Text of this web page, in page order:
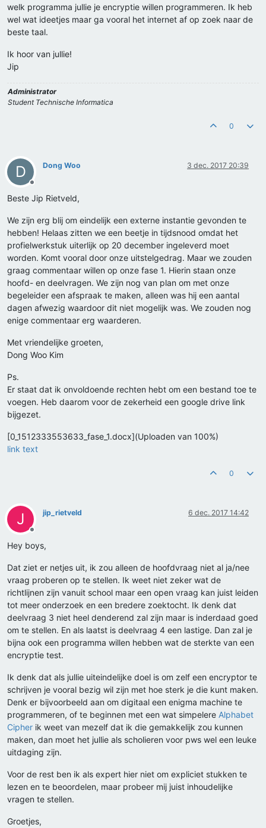
welk programma jullie je encryptie willen programmeren. Ik heb
wel wat ideetjes maar ga vooral het internet af op zoek naar de
beste taal.
Ik hoor van jullie!
Jip
Administrator
Student Technische Informatica
0
D
Offline
Dong Woo 3 dec. 2017 20:39
Beste Jip Rietveld,
We zijn erg blij om eindelijk een externe instantie gevonden te
hebben! Helaas zitten we een beetje in tijdsnood omdat het
profielwerkstuk uiterlijk op 20 december ingeleverd moet
worden. Komt vooral door onze uitstelgedrag. Maar we zouden
graag commentaar willen op onze fase 1. Hierin staan onze
hoofd- en deelvragen. We zijn nog van plan om met onze
begeleider een afspraak te maken, alleen was hij een aantal
dagen afwezig waardoor dit niet mogelijk was. We zouden nog
enige commentaar erg waarderen.
Met vriendelijke groeten,
Dong Woo Kim
Ps.
Er staat dat ik onvoldoende rechten hebt om een bestand toe te
voegen. Heb daarom voor de zekerheid een google drive link
bijgezet.
[0_1512333553633_fase_1.docx](Uploaden van 100%)
link text
0
J
Offline
jip_rietveld 6 dec. 2017 14:42
Hey boys,
Dat ziet er netjes uit, ik zou alleen de hoofdvraag niet al ja/nee
vraag proberen op te stellen. Ik weet niet zeker wat de
richtlijnen zijn vanuit school maar een open vraag kan juist leiden
tot meer onderzoek en een bredere zoektocht. Ik denk dat
deelvraag 3 niet heel denderend zal zijn maar is inderdaad goed
om te stellen. En als laatst is deelvraag 4 een lastige. Dan zal je
bijna ook een programma willen hebben wat de sterkte van een
encryptie test.
Ik denk dat als jullie uiteindelijke doel is om zelf een encryptor te
schrijven je vooral bezig wil zijn met hoe sterk je die kunt maken.
Denk er bijvoorbeeld aan om digitaal een enigma machine te
programmeren, of te beginnen met een wat simpelere Alphabet
Cipher ik weet van mezelf dat ik die gemakkelijk zou kunnen
maken, dan moet het jullie als scholieren voor pws wel een leuke
uitdaging zijn.
Voor de rest ben ik als expert hier niet om expliciet stukken te
lezen en te beoordelen, maar probeer mij juist inhoudelijke
vragen te stellen.
Groetjes,